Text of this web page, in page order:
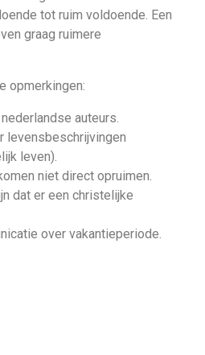
tot ruim voldoende. Een
graag ruimere
opmerkingen:
auteurs.
levensbeschrijvingen
leven).
niet direct opruimen.
dat er een christelijke
over vakantieperiode.